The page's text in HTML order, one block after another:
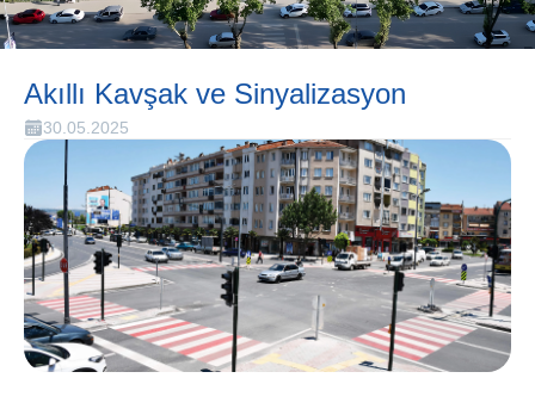
Akıllı Kavşak ve Sinyalizasyon
30.05.2025